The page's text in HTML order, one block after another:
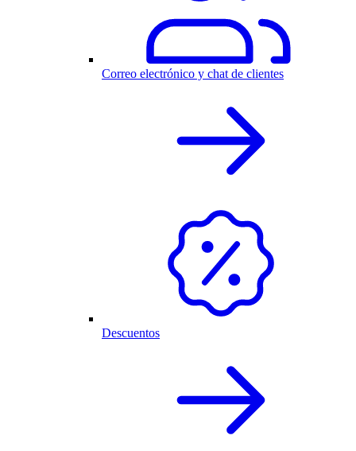
Correo electrónico y chat de clientes
Descuentos